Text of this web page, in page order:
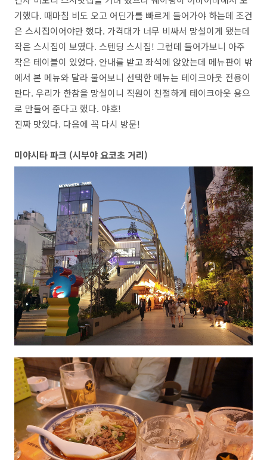
기했다. 때마침 비도 오고 어딘가를 빠르게 들어가야 하는데 조건
은 스시집이어야만 했다. 가격대가 너무 비싸서 망설이게 됐는데
작은 스시집이 보였다. 스텐딩 스시집! 그런데 들어가보니 아주
작은 테이블이 있었다. 안내를 받고 좌석에 앉았는데 메뉴판이 밖
에서 본 메뉴와 달라 물어보니 선택한 메뉴는 테이크아웃 전용이
란다. 우리가 한참을 망설이니 직원이 친절하게 테이크아웃 용으
로 만들어 준다고 했다. 야호!
진짜 맛있다. 다음에 꼭 다시 방문!
미야시타 파크 (시부야 요코초 거리)